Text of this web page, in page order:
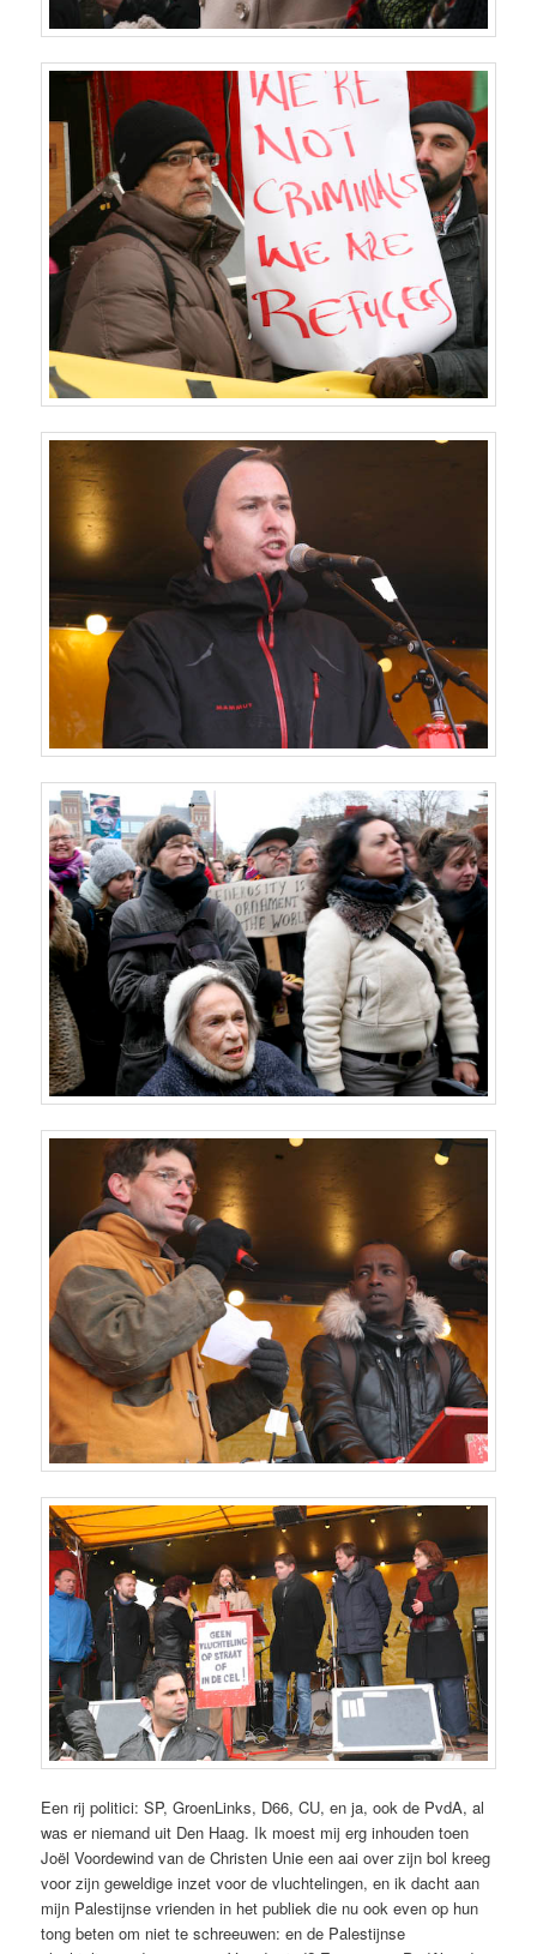
Een rij politici: SP, GroenLinks, D66, CU, en ja, ook de PvdA, al
was er niemand uit Den Haag. Ik moest mij erg inhouden toen
Joël Voordewind van de Christen Unie een aai over zijn bol kreeg
voor zijn geweldige inzet voor de vluchtelingen, en ik dacht aan
mijn Palestijnse vrienden in het publiek die nu ook even op hun
tong beten om niet te schreeuwen: en de Palestijnse